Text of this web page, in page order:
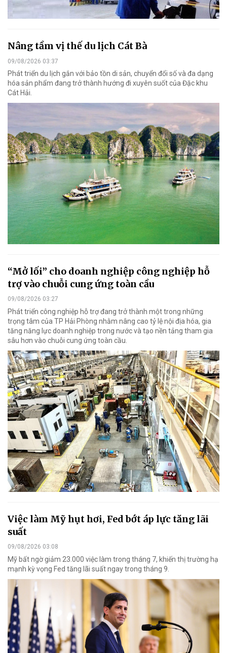
Nâng tầm vị thế du lịch Cát Bà
09/08/2026 03:37
Phát triển du lịch gắn với bảo tồn di sản, chuyển đổi số và đa dạng
hóa sản phẩm đang trở thành hướng đi xuyên suốt của Đặc khu
Cát Hải.
“Mở lối” cho doanh nghiệp công nghiệp hỗ
trợ vào chuỗi cung ứng toàn cầu
09/08/2026 03:27
Phát triển công nghiệp hỗ trợ đang trở thành một trong những
trọng tâm của TP Hải Phòng nhằm nâng cao tỷ lệ nội địa hóa, gia
tăng năng lực doanh nghiệp trong nước và tạo nền tảng tham gia
sâu hơn vào chuỗi cung ứng toàn cầu.
Việc làm Mỹ hụt hơi, Fed bớt áp lực tăng lãi
suất
09/08/2026 03:08
Mỹ bất ngờ giảm 23.000 việc làm trong tháng 7, khiến thị trường hạ
mạnh kỳ vọng Fed tăng lãi suất ngay trong tháng 9.